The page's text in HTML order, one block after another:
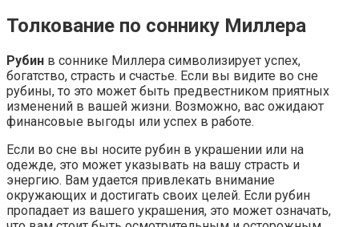
Толкование по соннику Миллера
Рубин в соннике Миллера символизирует успех,
богатство, страсть и счастье. Если вы видите во сне
рубины, то это может быть предвестником приятных
изменений в вашей жизни. Возможно, вас ожидают
финансовые выгоды или успех в работе.
Если во сне вы носите рубин в украшении или на
одежде, это может указывать на вашу страсть и
энергию. Вам удается привлекать внимание
окружающих и достигать своих целей. Если рубин
пропадает из вашего украшения, это может означать,